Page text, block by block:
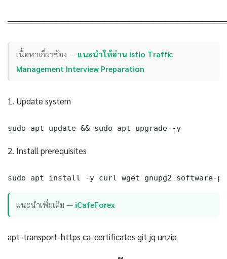
เนื้อหาเกี่ยวข้อง — แนะนำให้อ่าน Istio Traffic
Management Interview Preparation
1. Update system
sudo apt update && sudo apt upgrade -y
2. Install prerequisites
sudo apt install -y curl wget gnupg2 software-
แนะนำเพิ่มเติม — iCafeForex
apt-transport-https ca-certificates git jq unzip